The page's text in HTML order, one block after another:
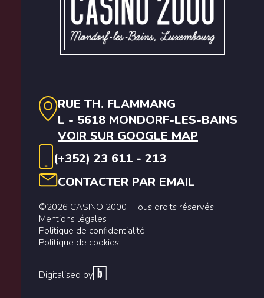
RUE TH. FLAMMANG
L - 5618 MONDORF-LES-BAINS
VOIR SUR GOOGLE MAP
(+352) 23 611 - 213
CONTACTER PAR EMAIL
©2026 CASINO 2000 . Tous droits réservés
Mentions légales
Politique de confidentialité
Politique de cookies
Digitalised by